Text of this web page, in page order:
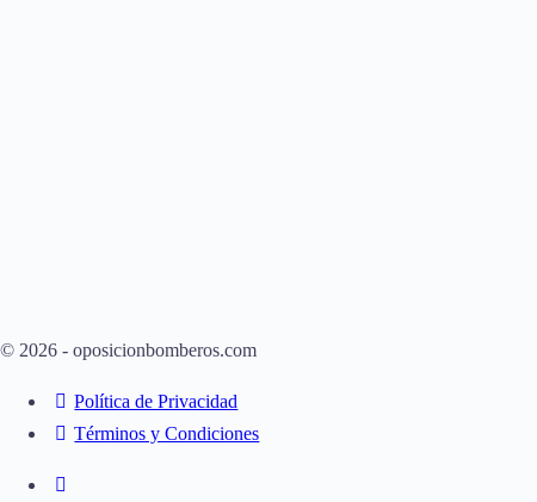
© 2026 - oposicionbomberos.com
Política de Privacidad
Términos y Condiciones